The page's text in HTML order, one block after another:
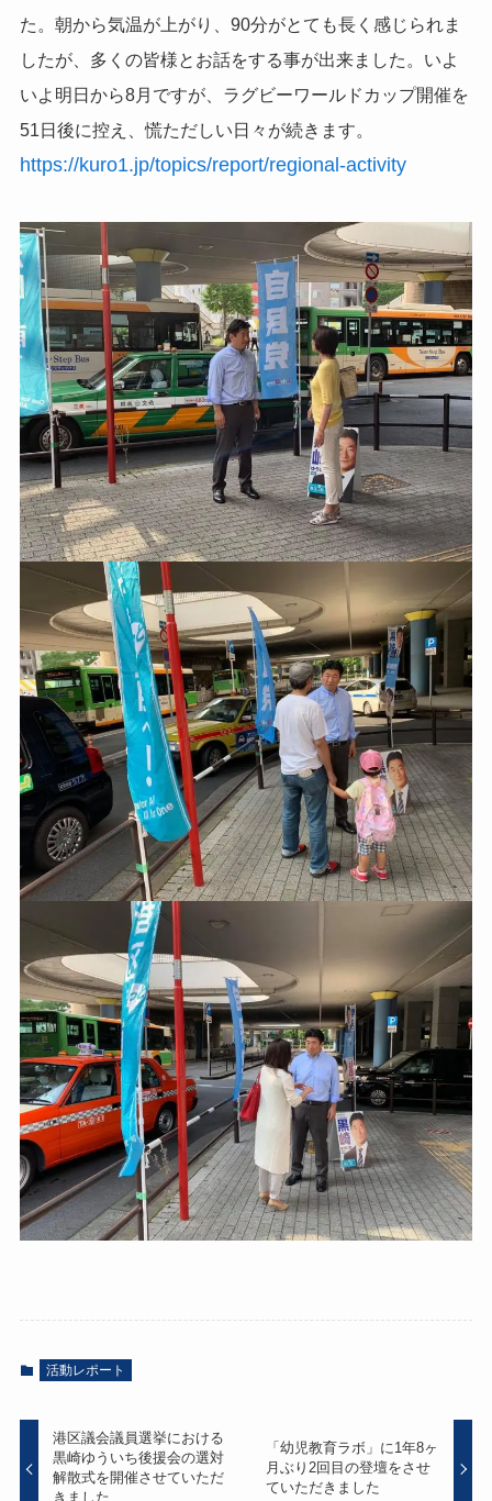
た。朝から気温が上がり、90分がとても長く感じられま
したが、多くの皆様とお話をする事が出来ました。いよ
いよ明日から8月ですが、ラグビーワールドカップ開催を
51日後に控え、慌ただしい日々が続きます。
https://kuro1.jp/topics/report/regional-activity
活動レポート
港区議会議員選挙における
黒崎ゆういち後援会の選対
解散式を開催させていただ
きました
「幼児教育ラボ」に1年8ヶ
月ぶり2回目の登壇をさせ
ていただきました